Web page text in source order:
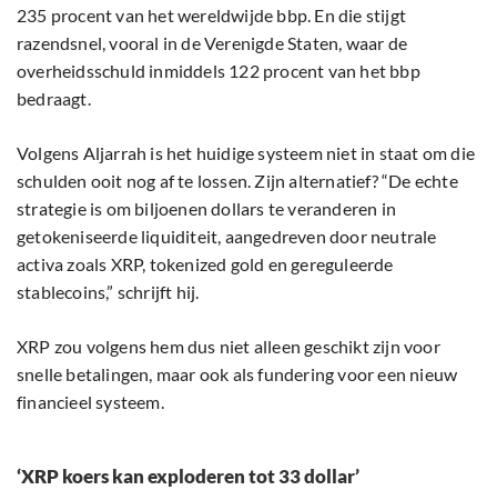
235 procent van het wereldwijde bbp. En die stijgt
razendsnel, vooral in de Verenigde Staten, waar de
overheidsschuld inmiddels 122 procent van het bbp
bedraagt.
Volgens Aljarrah is het huidige systeem niet in staat om die
schulden ooit nog af te lossen. Zijn alternatief? “De echte
strategie is om biljoenen dollars te veranderen in
getokeniseerde liquiditeit, aangedreven door neutrale
activa zoals XRP, tokenized gold en gereguleerde
stablecoins,” schrijft hij.
XRP zou volgens hem dus niet alleen geschikt zijn voor
snelle betalingen, maar ook als fundering voor een nieuw
financieel systeem.
‘XRP koers kan exploderen tot 33 dollar’